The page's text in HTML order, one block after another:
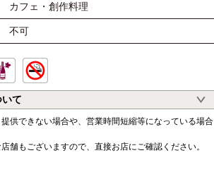
カフェ・創作料理
不可
て
供できない場合や、営業時間短縮等になっている場合
舗もございますので、直接お店にご確認ください。